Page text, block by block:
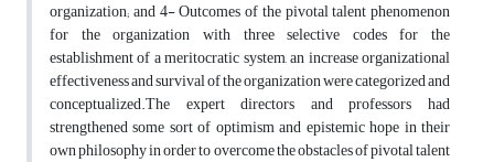
organization; and 4- Outcomes of the pivotal talent phenomenon
for the organization with three selective codes for the
establishment of a meritocratic system, an increase organizational
effectiveness and survival of the organization were categorized and
conceptualized.The expert directors and professors had
strengthened some sort of optimism and epistemic hope in their
own philosophy in order to overcome the obstacles of pivotal talent